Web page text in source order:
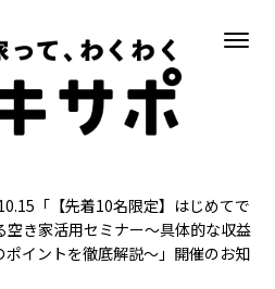
「【先着10名限定】はじめてで
空き家活用セミナー～具体的な収益
イントを徹底解説～」開催のお知